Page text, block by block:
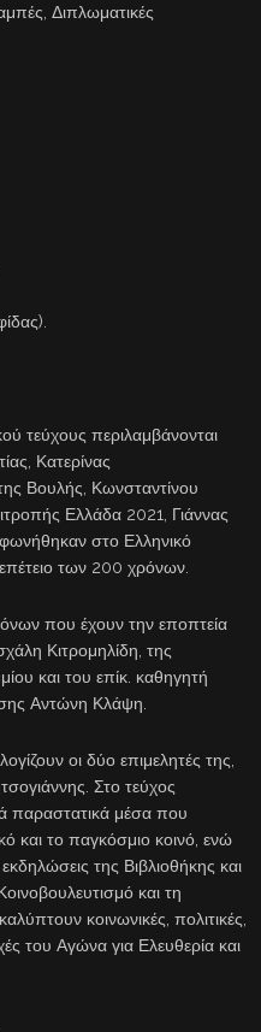
Διπλωματικές
τεύχους περιλαμβάνονται
Κατερίνας
Βουλής, Κωνσταντίνου
Ελλάδα 2021, Γιάννας
στο Ελληνικό
των 200 χρόνων.
που έχουν την εποπτεία
Κιτρομηλίδη, της
και του επίκ. καθηγητή
Αντώνη Κλάψη.
οι δύο επιμελητές της,
Στο τεύχος
παραστατικά μέσα που
και το παγκόσμιο κοινό, ενώ
της Βιβλιοθήκης και
και τη
κοινωνικές, πολιτικές,
του Αγώνα για Ελευθερία και